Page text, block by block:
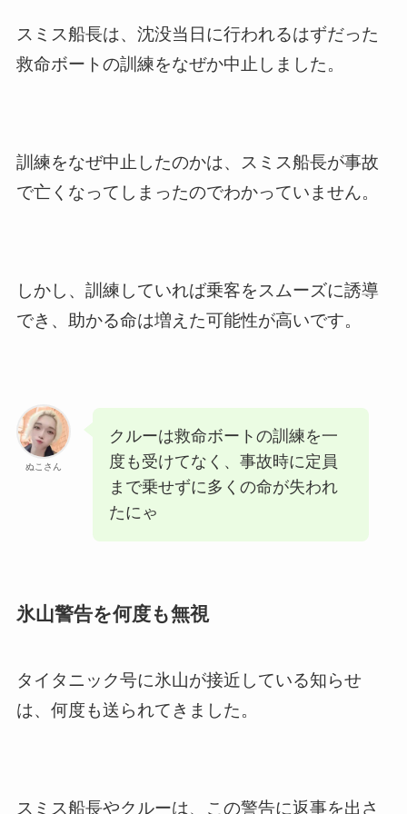
スミス船長は、沈没当日に行われるはずだった
救命ボートの訓練をなぜか中止しました。
訓練をなぜ中止したのかは、スミス船長が事故
で亡くなってしまったのでわかっていません。
しかし、訓練していれば乗客をスムーズに誘導
でき、助かる命は増えた可能性が高いです。
ぬこさん
クルーは救命ボートの訓練を一
度も受けてなく、事故時に定員
まで乗せずに多くの命が失われ
たにゃ
氷山警告を何度も無視
タイタニック号に氷山が接近している知らせ
は、何度も送られてきました。
スミス船長やクルーは、この警告に返事を出さ